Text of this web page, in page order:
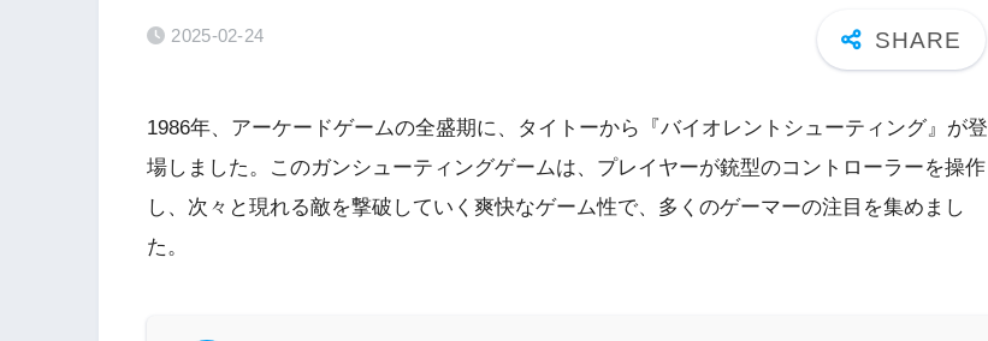
2025-02-24
1986年、アーケードゲームの全盛期に、タイトーから『バイオレントシューティング』が登
場しました。このガンシューティングゲームは、プレイヤーが銃型のコントローラーを操作
し、次々と現れる敵を撃破していく爽快なゲーム性で、多くのゲーマーの注目を集めまし
た。